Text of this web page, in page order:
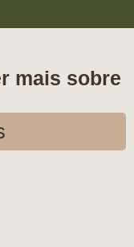
mais sobre